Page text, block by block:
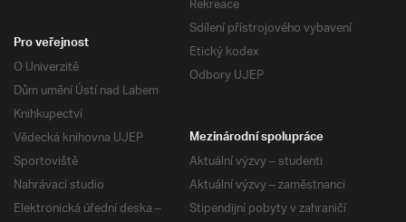
Sdílení přístrojového vybavení
Etický kodex
Odbory UJEP
Pro veřejnost
O Univerzitě
Dům umění Ústí nad Labem
Knihkupectví
Vědecká knihovna UJEP
Sportoviště
Nahrávací studio
Elektronická úřední deska –
Mezinárodní spolupráce
Aktuální výzvy – studenti
Aktuální výzvy – zaměstnanci
Stipendijní pobyty v zahraničí